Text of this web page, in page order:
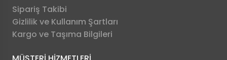
Sipariş Takibi
Gizlilik ve Kullanım Şartları
Kargo ve Taşıma Bilgileri